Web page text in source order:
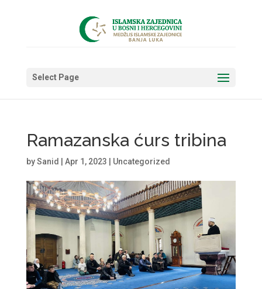
Select Page
Ramazanska ćurs tribina
bySanid Apr 1, 2023 Uncategorized